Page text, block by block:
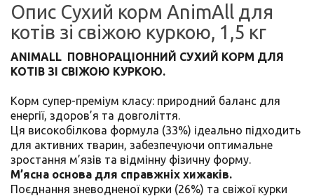
Опис Сухий корм AnimAll для
котів зі свіжою куркою, 1,5 кг
ANIMALL ПОВНОРАЦІОННИЙ СУХИЙ КОРМ ДЛЯ
КОТІВ ЗІ СВІЖОЮ КУРКОЮ.
Корм супер-преміум класу: природний баланс для
енергії, здоров’я та довголіття.
Ця високобілкова формула (33%) ідеально підходить
для активних тварин, забезпечуючи оптимальне
зростання м’язів та відмінну фізичну форму.
М’ясна основа для справжніх хижаків.
Поєднання зневодненої курки (26%) та свіжої курки